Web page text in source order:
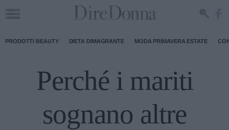
PRODOTTI BEAUTY DIETA DIMAGRANTE MODA PRIMAVERA ESTATE
Perché i mariti
sognano altre